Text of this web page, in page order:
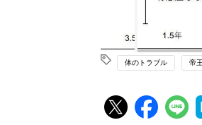
体のトラブル 帝